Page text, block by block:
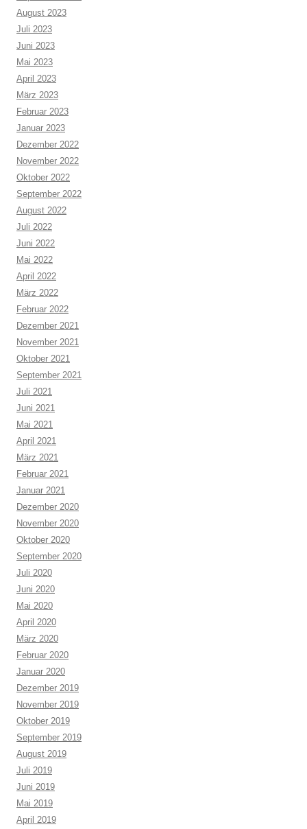
August 2023
Juli 2023
Juni 2023
Mai 2023
April 2023
März 2023
Februar 2023
Januar 2023
Dezember 2022
November 2022
Oktober 2022
September 2022
August 2022
Juli 2022
Juni 2022
Mai 2022
April 2022
März 2022
Februar 2022
Dezember 2021
November 2021
Oktober 2021
September 2021
Juli 2021
Juni 2021
Mai 2021
April 2021
März 2021
Februar 2021
Januar 2021
Dezember 2020
November 2020
Oktober 2020
September 2020
Juli 2020
Juni 2020
Mai 2020
April 2020
März 2020
Februar 2020
Januar 2020
Dezember 2019
November 2019
Oktober 2019
September 2019
August 2019
Juli 2019
Juni 2019
Mai 2019
April 2019